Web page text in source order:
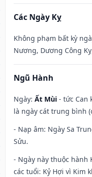
Các Ngày Kỵ
Không phạm bất kỳ
Nương, Dương Công
Ngũ Hành
Ngày: Ất Mùi - tức Can
là ngày cát trung bình
- Nạp âm: Ngày Sa
Sửu.
- Ngày này thuộc hành
các tuổi: Kỷ Hợi vì Kim